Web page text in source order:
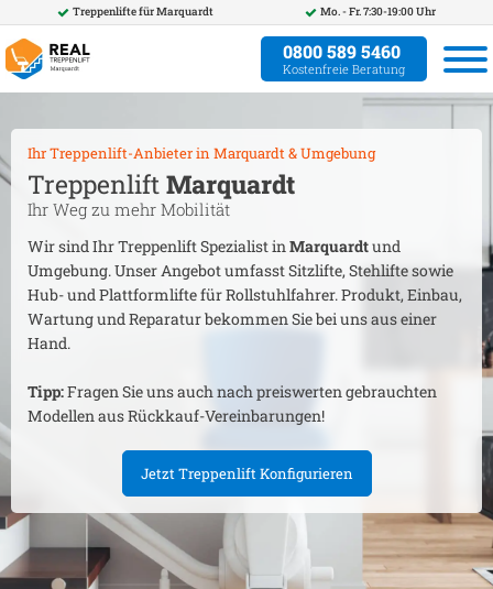
Treppenlifte fürMarquardt Mo. - Fr. 7:30-19:00 Uhr
0800 589 5460
Kostenfreie Beratung
Ihr Treppenlift-Anbieter in Marquardt& Umgebung
Treppenlift Marquardt
Ihr Weg zu mehr Mobilität
Wir sind Ihr Treppenlift Spezialist inMarquardtund
Umgebung. Unser Angebot umfasst Sitzlifte, Stehlifte sowie
Hub- und Plattformlifte für Rollstuhlfahrer. Produkt, Einbau,
Wartung und Reparatur bekommen Sie bei uns aus einer
Hand.
Tipp:Fragen Sie uns auch nach preiswerten gebrauchten
Modellen aus Rückkauf-Vereinbarungen!
Jetzt Treppenlift Konfigurieren